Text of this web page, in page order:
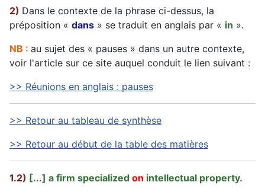
2) Dans le contexte de la phrase ci-dessus, la
préposition « dans » se traduit en anglais par « in ».
NB : au sujet des « pauses » dans un autre contexte,
voir l'article sur ce site auquel conduit le lien suivant :
>> Réunions en anglais : pauses
>> Retour au tableau de synthèse
>> Retour au début de la table des matières
1.2) [...] a firm specialized on intellectual property.